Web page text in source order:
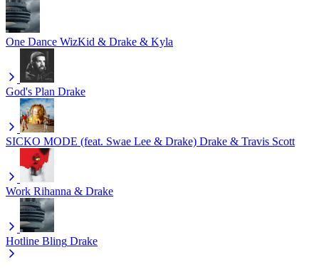
One Dance WizKid & Drake & Kyla
God's Plan Drake
SICKO MODE (feat. Swae Lee & Drake) Drake & Travis Scott
Work Rihanna & Drake
Hotline Bling Drake